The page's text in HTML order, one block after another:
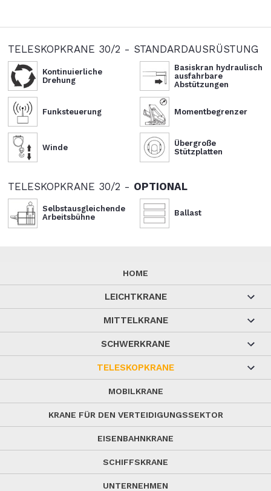
TELESKOPKRANE 30/2 - STANDARDAUSRÜSTUNG
Kontinuierliche
Drehung
Basiskran hydraulisch
ausfahrbare
Abstützungen
Funksteuerung Momentbegrenzer
Winde
Übergroße
Stützplatten
TELESKOPKRANE 30/2 - OPTIONAL
Selbstausgleichende
Arbeitsbühne
Ballast
HOME
LEICHTKRANE
MITTELKRANE
SCHWERKRANE
TELESKOPKRANE
MOBILKRANE
KRANE FÜR DEN VERTEIDIGUNGSSEKTOR
EISENBAHNKRANE
SCHIFFSKRANE
UNTERNEHMEN